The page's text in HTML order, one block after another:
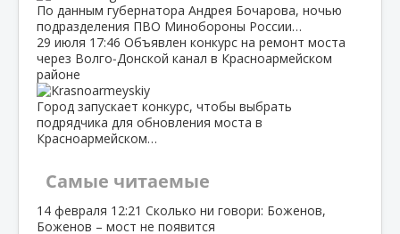
По данным губернатора Андрея Бочарова, ночью
подразделения ПВО Минобороны России…
29 июля 17:46 Объявлен конкурс на ремонт моста
через Волго‑Донской канал в Красноармейском
районе
Город запускает конкурс, чтобы выбрать
подрядчика для обновления моста в
Красноармейском…
Самые читаемые
14 февраля 12:21 Сколько ни говори: Боженов,
Боженов – мост не появится